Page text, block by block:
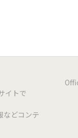
イトで
などコンテ